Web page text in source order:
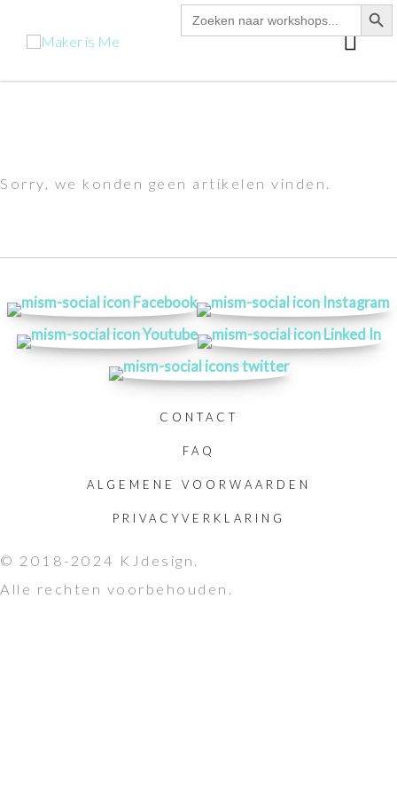
Zoek
naar:
Sorry, we konden geen artikelen vinden.
CONTACT
FAQ
ALGEMENE VOORWAARDEN
PRIVACYVERKLARING
© 2018-2024 KJdesign.
Alle rechten voorbehouden.